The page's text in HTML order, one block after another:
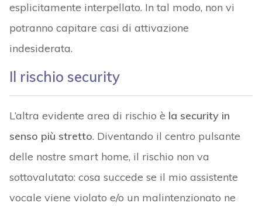
esplicitamente interpellato. In tal modo, non vi
potranno capitare casi di attivazione
indesiderata.
Il rischio security
L’altra evidente area di rischio è la security in
senso più stretto. Diventando il centro pulsante
delle nostre smart home, il rischio non va
sottovalutato: cosa succede se il mio assistente
vocale viene violato e/o un malintenzionato ne